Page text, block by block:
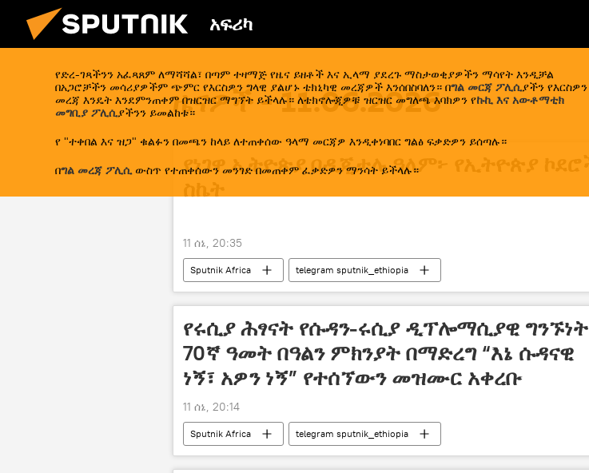
አፍሪካ
የድረ-ገጻችንን አፈጻጸም ለማሻሻል፣ በጣም ተዛማጅ የዜና ይዘቶች እና ኢላማ ያደረጉ ማስታወቂያዎችን ማሳየት እንዲቻል
በአጋሮቻችን መሳሪያዎችም ጭምር የእርስዎን ግላዊ ያልሆኑ ቴክኒካዊ መረጃዎች እንሰበስባለን። በግል መርጃ ፖሊሲያችን የእርስዎን
መረጃ እንዴት እንደምንጠቀም በዝርዝር ማግኘት ይችላሉ። ለቴክኖሎጂዎቹ ዝርዝር መግለጫ እባክዎን የኩኪ እና አውቶማቲክ
መግቢያ ፖሊሲያችንን ይመልከቱ።
የ "ተቀበል እና ዝጋ" ቁልፉን በመጫን ከላይ ለተጠቀሰው ዓላማ መርጃዎ እንዲቀነባበር ግልፅ ፍቃድዎን ይሰጣሉ።
በግል መረጃ ፖሊሲውስጥ የተጠቀሰውን መንገድ በመጠቀም ፈቃድዎን ማንሳት ይችላሉ።
ዜናዎች - 11.06.2026
የነገዋ ኢትዮጵያ በዲጂታሉ ዓለም፦ የኢትዮጵያ ኮደሮች
11 ሰኔ, 20:35
Sputnik Africa telegram sputnik_ethiopia
የሩሲያ ሕፃናት የሱዳን-ሩሲያ ዲፕሎማሲያዊ ግንኙነት
70ኛ ዓመት በዓልን ምክንያት በማድረግ “እኔ ሱዳናዊ
ነኝ፣ አዎን ነኝ” የተሰኘውን መዝሙር አቀረቡ
11 ሰኔ, 20:14
Sputnik Africa telegram sputnik_ethiopia